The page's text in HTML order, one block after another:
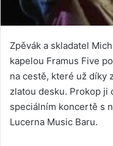
Zpěvák a skladatel
kapelou Framus Five
na cestě, které už díky
zlatou desku. Prokop ji
speciálním koncertě s
Lucerna Music Baru.